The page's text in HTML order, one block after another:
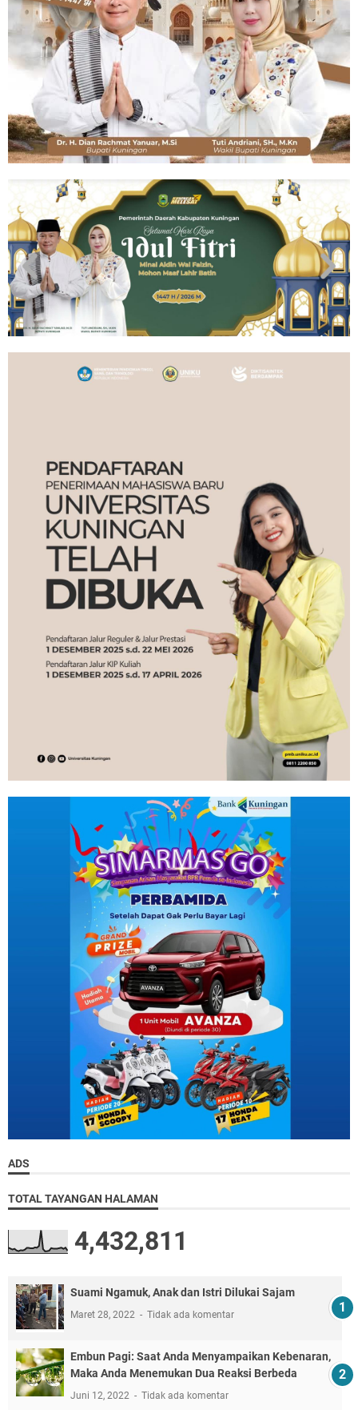
ADS
TOTAL TAYANGAN HALAMAN
4,432,811
Suami Ngamuk, Anak dan Istri Dilukai Sajam
Maret 28, 2022 Tidak ada komentar
Embun Pagi: Saat Anda Menyampaikan Kebenaran,
Maka Anda Menemukan Dua Reaksi Berbeda
Juni 12, 2022 Tidak ada komentar